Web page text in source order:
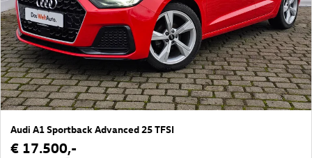
Audi A1 Sportback Advanced 25 TFSI
€ 17.500,-